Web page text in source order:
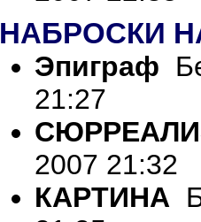
НАБРОСКИ
Эпиграф
21:27
2007 21:32
КАРТИНА